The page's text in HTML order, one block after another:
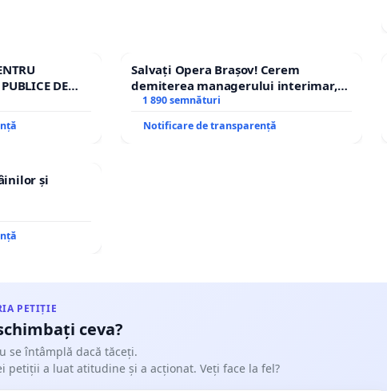
DE
Salvați Opera Brașov! Cerem
demiterea managerului interimar,
Petrean Lucian-Marius!
1 890 semnături
Notificare de transparență
și
PETIȚIE
ceva?
se întâmplă dacă tăceți.
petiții a luat atitudine și a acționat. Veți face la fel?